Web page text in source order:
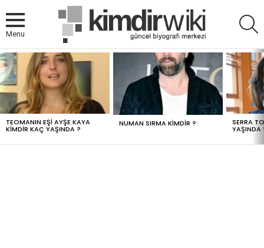
Menu
MOST
VIEWED
STORIES
TEOMANIN EŞI AYŞE KAYA
KIMDIR KAÇ YAŞINDA ?
NUMAN SIRMA KIMDIR ? SERRA
YAŞINDA